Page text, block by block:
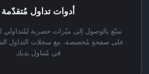
أدوات تداول مُتقدّمة
تمتّع بالوصول إلى ميّزات حصرية لمُتداولي
على صفحةٍ مُخصصة، مع سجلات التداول
في مُتناول يديك